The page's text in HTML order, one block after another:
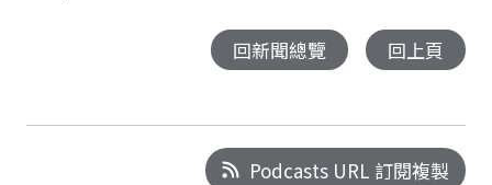
回新聞總覽 回上頁
Podcasts URL 訂閱複製